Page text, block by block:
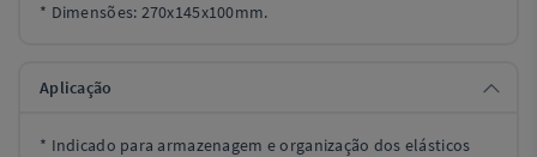
* Dimensões: 270x145x100mm.
Aplicação
* Indicado para armazenagem e organização dos elásticos